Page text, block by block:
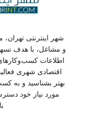
شهر اینترنتی
و مشاغل، با هدف
اطلاعات
اقتصادی شهری
بهتر بشناسید و به
مورد نیاز خود